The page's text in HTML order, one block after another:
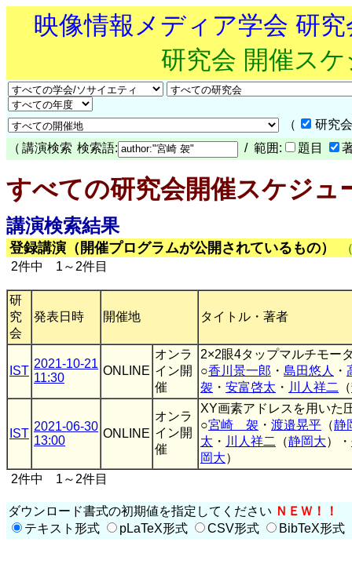
映像情報メディア学会 研
研究会 開催ス
（
研究
（ 講演検索 検索語: / 範囲: 題目
すべての研究会開催スケジュ
講演検索結果
登録講演（開催プログラムが公開されているもの）
2件中 1～2件目
研
究
会
発表日時 開催地 タイトル・著者
IST
2021-10-21
11:30
ONLINE
オンラ
イン開
催
2×2眼4タップマルチモー
○香川景一郎 ・ 島田悠人 ・
袈 ・ 安富啓太 ・ 川人祥二 （
IST
2021-06-30
13:00
ONLINE
オンラ
イン開
催
XY画素アドレスを用いた
○宮崎 袈 ・ 渡邉晃平 （静
太 ・ 川人祥二 （静岡大）・
岡大）
2件中 1～2件目
ダウンロード書式の初期値を指定してください ＮＥＷ！！
テキスト形式
pLaTeX形式 CSV形式 BibTeX形式